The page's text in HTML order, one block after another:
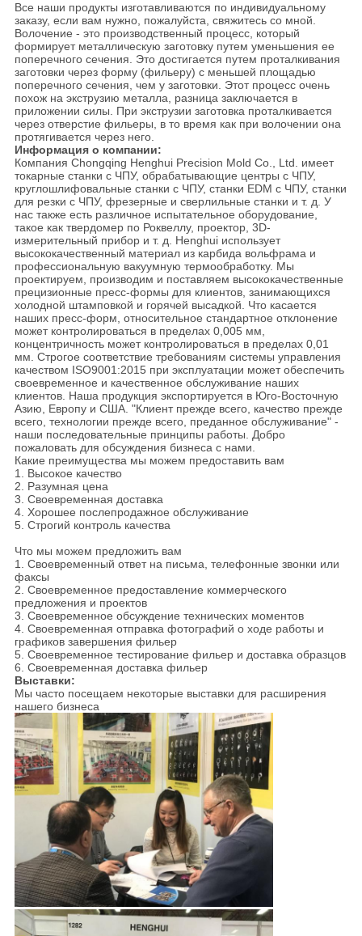
Все наши продукты изготавливаются по индивидуальному
заказу, если вам нужно, пожалуйста, свяжитесь со мной.
Волочение - это производственный процесс, который
формирует металлическую заготовку путем уменьшения ее
поперечного сечения. Это достигается путем проталкивания
заготовки через форму (фильеру) с меньшей площадью
поперечного сечения, чем у заготовки. Этот процесс очень
похож на экструзию металла, разница заключается в
приложении силы. При экструзии заготовка проталкивается
через отверстие фильеры, в то время как при волочении она
протягивается через него.
Информация о компании:
Компания Chongqing Henghui Precision Mold Co., Ltd. имеет
токарные станки с ЧПУ, обрабатывающие центры с ЧПУ,
круглошлифовальные станки с ЧПУ, станки EDM с ЧПУ, станки
для резки с ЧПУ, фрезерные и сверлильные станки и т. д. У
нас также есть различное испытательное оборудование,
такое как твердомер по Роквеллу, проектор, 3D-
измерительный прибор и т. д. Henghui использует
высококачественный материал из карбида вольфрама и
профессиональную вакуумную термообработку. Мы
проектируем, производим и поставляем высококачественные
прецизионные пресс-формы для клиентов, занимающихся
холодной штамповкой и горячей высадкой. Что касается
наших пресс-форм, относительное стандартное отклонение
может контролироваться в пределах 0,005 мм,
концентричность может контролироваться в пределах 0,01
мм. Строгое соответствие требованиям системы управления
качеством ISO9001:2015 при эксплуатации может обеспечить
своевременное и качественное обслуживание наших
клиентов. Наша продукция экспортируется в Юго-Восточную
Азию, Европу и США. "Клиент прежде всего, качество прежде
всего, технологии прежде всего, преданное обслуживание" -
наши последовательные принципы работы. Добро
пожаловать для обсуждения бизнеса с нами.
Какие преимущества мы можем предоставить вам
1. Высокое качество
2. Разумная цена
3. Своевременная доставка
4. Хорошее послепродажное обслуживание
5. Строгий контроль качества
Что мы можем предложить вам
1. Своевременный ответ на письма, телефонные звонки или
факсы
2. Своевременное предоставление коммерческого
предложения и проектов
3. Своевременное обсуждение технических моментов
4. Своевременная отправка фотографий о ходе работы и
графиков завершения фильер
5. Своевременное тестирование фильер и доставка образцов
6. Своевременная доставка фильер
Выставки:
Мы часто посещаем некоторые выставки для расширения
нашего бизнеса